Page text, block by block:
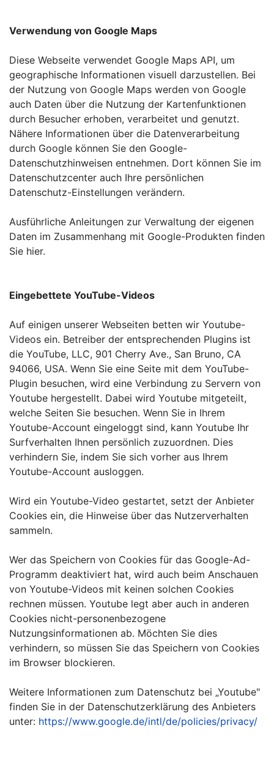
Verwendung von Google Maps
Diese Webseite verwendet Google Maps API, um
geographische Informationen visuell darzustellen. Bei
der Nutzung von Google Maps werden von Google
auch Daten über die Nutzung der Kartenfunktionen
durch Besucher erhoben, verarbeitet und genutzt.
Nähere Informationen über die Datenverarbeitung
durch Google können Sie den Google-
Datenschutzhinweisen entnehmen. Dort können Sie im
Datenschutzcenter auch Ihre persönlichen
Datenschutz-Einstellungen verändern.
Ausführliche Anleitungen zur Verwaltung der eigenen
Daten im Zusammenhang mit Google-Produkten finden
Sie hier.
Eingebettete YouTube-Videos
Auf einigen unserer Webseiten betten wir Youtube-
Videos ein. Betreiber der entsprechenden Plugins ist
die YouTube, LLC, 901 Cherry Ave., San Bruno, CA
94066, USA. Wenn Sie eine Seite mit dem YouTube-
Plugin besuchen, wird eine Verbindung zu Servern von
Youtube hergestellt. Dabei wird Youtube mitgeteilt,
welche Seiten Sie besuchen. Wenn Sie in Ihrem
Youtube-Account eingeloggt sind, kann Youtube Ihr
Surfverhalten Ihnen persönlich zuzuordnen. Dies
verhindern Sie, indem Sie sich vorher aus Ihrem
Youtube-Account ausloggen.
Wird ein Youtube-Video gestartet, setzt der Anbieter
Cookies ein, die Hinweise über das Nutzerverhalten
sammeln.
Wer das Speichern von Cookies für das Google-Ad-
Programm deaktiviert hat, wird auch beim Anschauen
von Youtube-Videos mit keinen solchen Cookies
rechnen müssen. Youtube legt aber auch in anderen
Cookies nicht-personenbezogene
Nutzungsinformationen ab. Möchten Sie dies
verhindern, so müssen Sie das Speichern von Cookies
im Browser blockieren.
Weitere Informationen zum Datenschutz bei „Youtube"
finden Sie in der Datenschutzerklärung des Anbieters
unter: https://www.google.de/intl/de/policies/privacy/